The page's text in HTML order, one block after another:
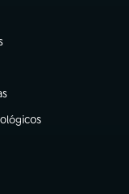
aba)